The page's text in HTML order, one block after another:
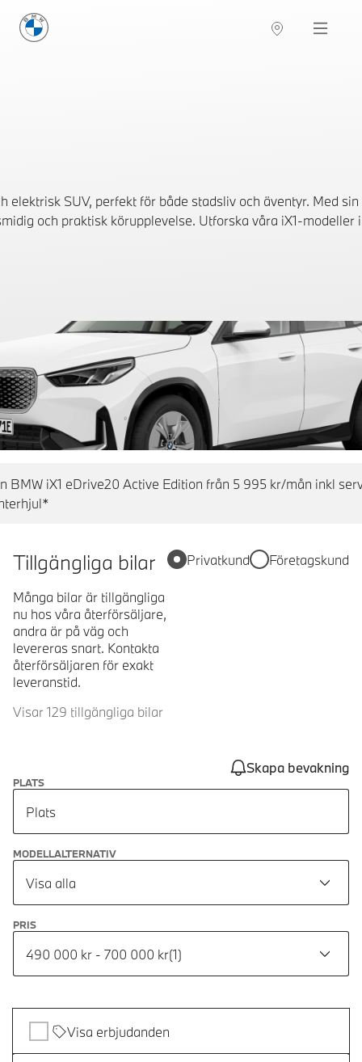
BMW Sverige Navigation
elektrisk SUV, perfekt för både stadsliv och äventyr. Med
och praktisk körupplevelse. Utforska våra iX1-modeller
BMW iX1 eDrive20 Active Edition från 5 995 kr/mån inkl
Tillgängliga bilar
Många bilar är tillgängliga
nu hos våra återförsäljare,
andra är på väg och
levereras snart. Kontakta
återförsäljaren för exakt
leveranstid.
Visar 129 tillgängliga bilar
Privatkund Företagskund
Skapa bevakning
PLATS
Plats
MODELLALTERNATIV
Visa alla
PRIS
490 000 kr - 700 000 kr(1)
Visa erbjudanden